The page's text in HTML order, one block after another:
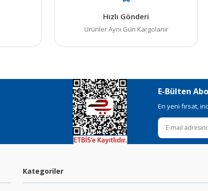
Hızlı Gönderi
Ürünler Aynı Gün Kargolanır
E-Bülten
En yeni fırsat,
Kategoriler